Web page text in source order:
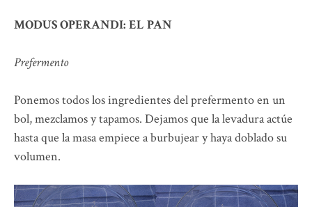
MODUS OPERANDI: EL PAN
Prefermento
Ponemos todos los ingredientes del prefermento en un
bol, mezclamos y tapamos. Dejamos que la levadura actúe
hasta que la masa empiece a burbujear y haya doblado su
volumen.